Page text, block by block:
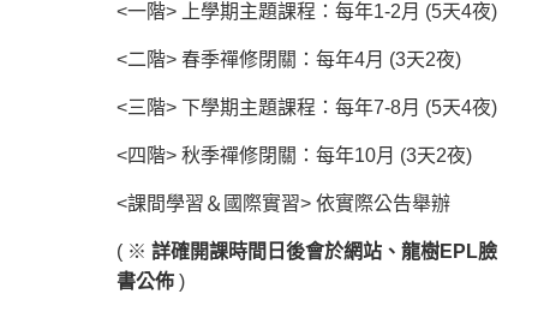
<一階> 上學期主題課程：每年1-2月 (5天4夜)
<二階> 春季禪修閉關：每年4月 (3天2夜)
<三階> 下學期主題課程：每年7-8月 (5天4夜)
<四階> 秋季禪修閉關：每年10月 (3天2夜)
<課間學習＆國際實習> 依實際公告舉辦
( ※ 詳確開課時間日後會於網站、龍樹EPL臉
書公佈 )